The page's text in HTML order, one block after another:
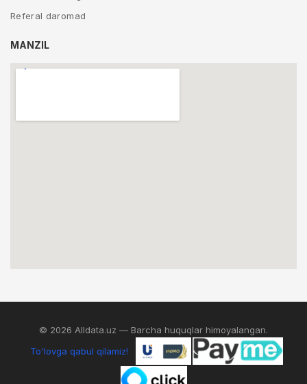
Referal daromad
MANZIL
© 2026 Alldata.uz — Barcha huquqlar himoyalangan.
To'lovga qabul qilamiz!